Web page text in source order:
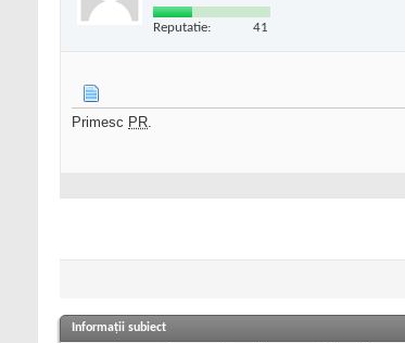
Reputatie: 41
Primesc PR.
Informații subiect